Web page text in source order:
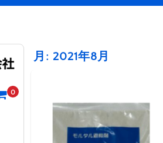
0
月: 2021年8月